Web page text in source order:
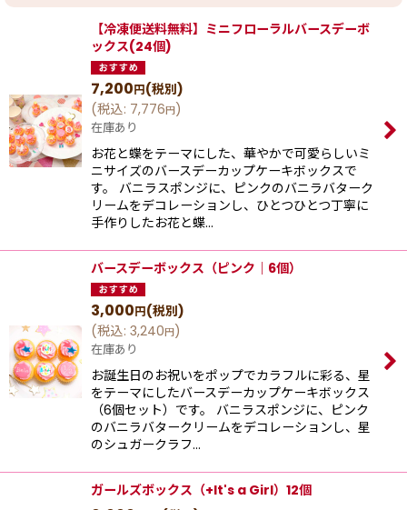
【冷凍便送料無料】ミニフローラルバースデーボ
ックス(24個)
7,200円(税別)
(税込: 7,776円)
在庫あり
お花と蝶をテーマにした、華やかで可愛らしいミ
ニサイズのバースデーカップケーキボックスで
す。 バニラスポンジに、ピンクのバニラバターク
リームをデコレーションし、ひとつひとつ丁寧に
手作りしたお花と蝶…
バースデーボックス（ピンク｜6個）
3,000円(税別)
(税込: 3,240円)
在庫あり
お誕生日のお祝いをポップでカラフルに彩る、星
をテーマにしたバースデーカップケーキボックス
（6個セット）です。 バニラスポンジに、ピンク
のバニラバタークリームをデコレーションし、星
のシュガークラフ…
ガールズボックス（+It's a Girl）12個